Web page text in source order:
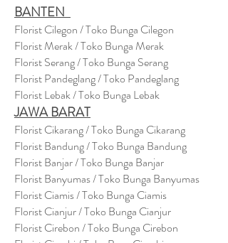
BANTEN
Florist Cilegon / Toko Bunga Cilegon
Florist Merak / Toko Bunga Merak
Florist Serang / Toko Bunga Serang
Florist Pandeglang / Toko Pandeglang
Florist Lebak / Toko Bunga Lebak
JAWA BARAT
Florist Cikarang/ Toko Bunga Cikarang
Florist Bandung / Toko Bunga Bandung
Florist Banjar / Toko Bunga Banjar
Florist Banyumas / Toko Bunga Banyumas
Florist Ciamis / Toko Bunga Ciamis
Florist Cianjur / Toko Bunga Cianjur
Florist Cirebon / Toko Bunga Cirebon